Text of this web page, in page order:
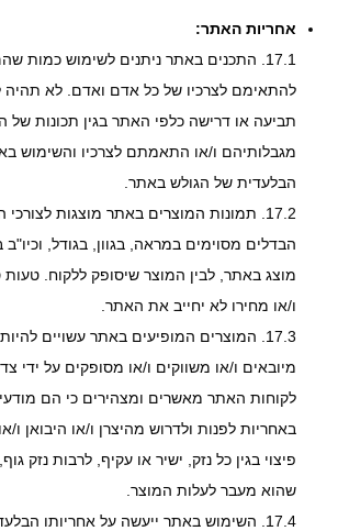
אחריות האתר:
17.1.
להתאימם לצרכיו של כל אדם ואדם. לא תהיה
תביעה או דרישה כלפי האתר בגין תכונות של
מגבלותיהם ו/או התאמתם לצרכיו והשימוש
הבלעדית של הגולש באתר.
17.2.
תמונות המוצרים באתר מוצגות לצורכי
הבדלים מסוימים במראה, בגוון, בגודל,
מוצג באתר, לבין המוצר שיסופק ללקוח. טעות
ו/או מחירו לא יחייב את האתר.
17.3.
המוצרים המופיעים באתר עשויים להיות
מיובאים ו/או משווקים ו/או מסופקים על ידי
לקוחות האתר מאשרים ומצהירים כי הם
באחריות לפנות ולדרוש מהיצרן ו/או היבואן
פיצוי בגין כל נזק, ישיר או עקיף, לרבות נזק
שהוא מעבר לעלות המוצר.
17.4.
השימוש באתר ייעשה על אחריותו